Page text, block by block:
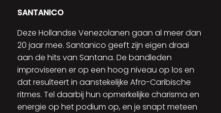
SANTANICO
Deze Hollandse Venezolanen gaan al meer dan
20 jaar mee. Santanico geeft zijn eigen draai
aan de hits van Santana. De bandleden
improviseren er op een hoog niveau op los en
dat resulteert in aanstekelijke Afro-Caribische
ritmes. Tel daarbij hun opmerkelijke charisma en
energie op het podium op, en je snapt meteen